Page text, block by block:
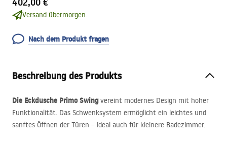
Versand übermorgen.
Nach dem Produkt fragen
Beschreibung des Produkts
Die Eckdusche Primo Swingvereint modernes Design mit hoher
Funktionalität. Das Schwenksystem ermöglicht ein leichtes und
sanftes Öffnen der Türen – ideal auch für kleinere Badezimmer.